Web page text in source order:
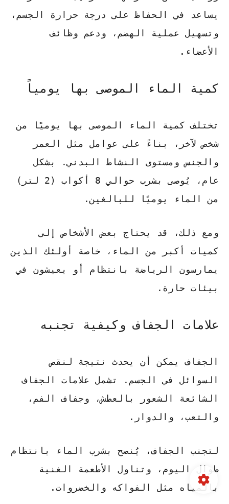
يساعد في الحفاظ على درجة حرارة الجسم،
وتسهيل عملية الهضم، ودعم وظائف
الأعضاء.
كمية الماء الموصى بها يومياً
تختلف كمية الماء الموصى بها يوميًا من
شخص لآخر، بناءً على عوامل مثل العمر
والجنس ومستوى النشاط البدني. بشكل
عام، يُوصى بشرب حوالي 8 أكواب (2 لتر)
من الماء يوميًا للبالغين.
ومع ذلك، قد يحتاج بعض الأشخاص إلى
كميات أكبر من الماء، خاصة أولئك الذين
يمارسون الرياضة بانتظام أو يعيشون في
بيئات حارة.
علامات الجفاف وكيفية تجنبه
الجفاف يمكن أن يحدث نتيجة لنقص
السوائل في الجسم. تشمل علامات الجفاف
الشائعة الشعور بالعطش، وجفاف الفم،
والتعب، والدوار.
لتجنب الجفاف، يُنصح بشرب الماء بانتظام
طوال اليوم، وتناول الأطعمة الغنية
بالمياه مثل الفواكه والخضروات.